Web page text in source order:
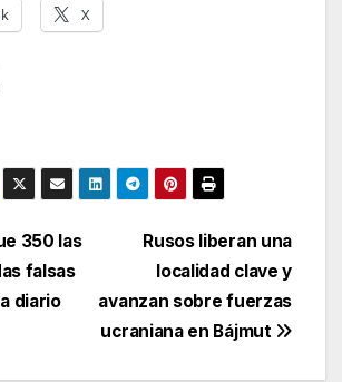
X
Rusos liberan una
localidad clave y
avanzan sobre fuerzas
ucraniana en Bájmut
350 las
falsas
diario